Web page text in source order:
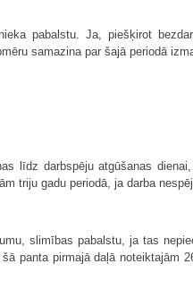
pabalstu. Ja, piešķirot
samazina par šajā periodā
līdz darbspēju atgūšanas
triju gadu periodā, ja darba
slimības pabalstu, ja tas
panta pirmajā daļā noteiktajām